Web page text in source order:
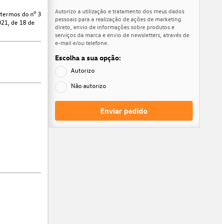
do nº 3
de 18 de
Autorizo a utilização e tratamento dos meus dados
pessoais para a realização de ações de marketing
direto, envio de informações sobre produtos e
serviços da marca e envio de newsletters, através de
e-mail e/ou telefone.
Escolha a sua opção:
Autorizo
Não autorizo
Enviar pedido